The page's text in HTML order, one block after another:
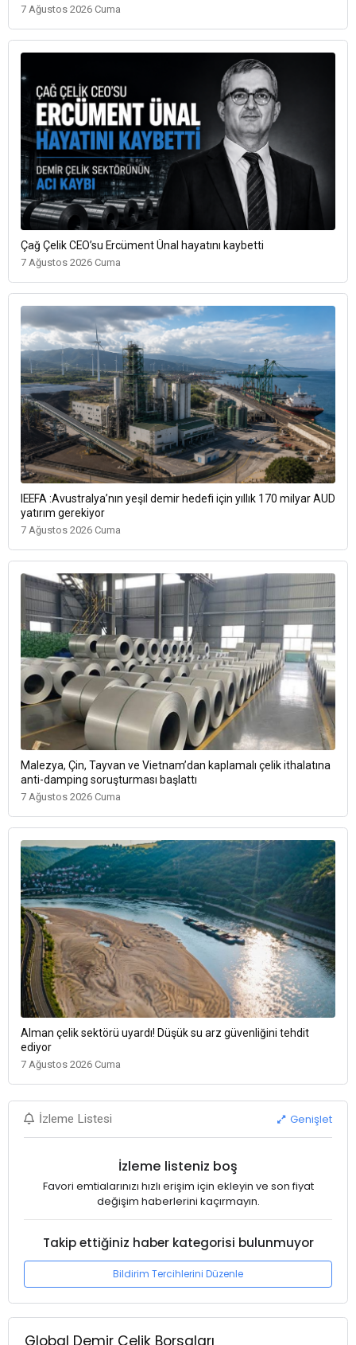
7 Ağustos 2026 Cuma
Çağ Çelik CEO’su Ercüment Ünal hayatını kaybetti
7 Ağustos 2026 Cuma
IEEFA :Avustralya’nın yeşil demir hedefi için yıllık 170 milyar AUD
yatırım gerekiyor
7 Ağustos 2026 Cuma
Malezya, Çin, Tayvan ve Vietnam’dan kaplamalı çelik ithalatına
anti-damping soruşturması başlattı
7 Ağustos 2026 Cuma
Alman çelik sektörü uyardı! Düşük su arz güvenliğini tehdit
ediyor
7 Ağustos 2026 Cuma
İzleme Listesi Genişlet
İzleme listeniz boş
Favori emtialarınızı hızlı erişim için ekleyin ve son fiyat
değişim haberlerini kaçırmayın.
Takip ettiğiniz haber kategorisi bulunmuyor
Bildirim Tercihlerini Düzenle